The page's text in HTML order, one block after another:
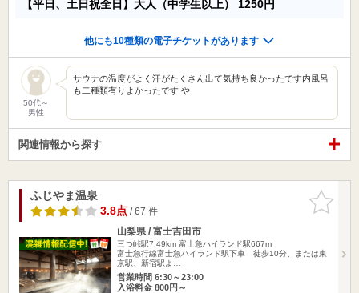
【平日、土日祝全日】大人（中学生以上） 1250円
他にも10種類の電子チケットがあります
50代～
男性
サウナの温度がよく汗がたくさん出て気持ち良かったです内風呂
も二種類有りよかったです や
関連情報から探す
お気に入
りに追加
ふじやま温泉
3.8点/ 67 件
山梨県 / 富士吉田市
三つ峠駅7.49km 富士急ハイランド駅667m
富士急行線富士急ハイランド駅下車 徒歩10分、または東
京駅、新宿駅よ…
営業時間 6:30～23:00
入浴料金 800円～